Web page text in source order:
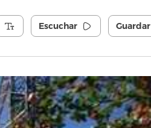
Escuchar Guardar